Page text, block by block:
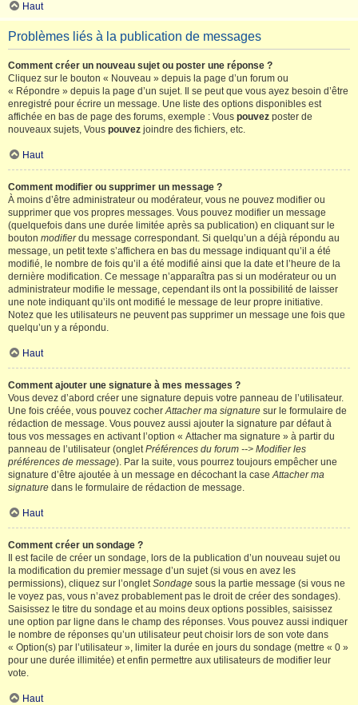
Haut
Problèmes liés à la publication de messages
Comment créer un nouveau sujet ou poster une réponse ?
Cliquez sur le bouton « Nouveau » depuis la page d’un forum ou
« Répondre » depuis la page d’un sujet. Il se peut que vous ayez besoin d’être
enregistré pour écrire un message. Une liste des options disponibles est
affichée en bas de page des forums, exemple : Vous pouvez poster de
nouveaux sujets, Vous pouvez joindre des fichiers, etc.
Haut
Comment modifier ou supprimer un message ?
À moins d’être administrateur ou modérateur, vous ne pouvez modifier ou
supprimer que vos propres messages. Vous pouvez modifier un message
(quelquefois dans une durée limitée après sa publication) en cliquant sur le
bouton modifierdu message correspondant. Si quelqu’un a déjà répondu au
message, un petit texte s’affichera en bas du message indiquant qu’il a été
modifié, le nombre de fois qu’il a été modifié ainsi que la date et l’heure de la
dernière modification. Ce message n’apparaîtra pas si un modérateur ou un
administrateur modifie le message, cependant ils ont la possibilité de laisser
une note indiquant qu’ils ont modifié le message de leur propre initiative.
Notez que les utilisateurs ne peuvent pas supprimer un message une fois que
quelqu’un y a répondu.
Haut
Comment ajouter une signature à mes messages ?
Vous devez d’abord créer une signature depuis votre panneau de l’utilisateur.
Une fois créée, vous pouvez cocherAttacher ma signature sur le formulaire de
rédaction de message. Vous pouvez aussi ajouter la signature par défaut à
tous vos messages en activant l’option « Attacher ma signature » à partir du
panneau de l’utilisateur (ongletPréférences du forum --> Modifier les
préférences de message). Par la suite, vous pourrez toujours empêcher une
signature d’être ajoutée à un message en décochant la caseAttacher ma
signature dans le formulaire de rédaction de message.
Haut
Comment créer un sondage ?
Il est facile de créer un sondage, lors de la publication d’un nouveau sujet ou
la modification du premier message d’un sujet (si vous en avez les
permissions), cliquez sur l’ongletSondage sous la partie message (si vous ne
le voyez pas, vous n’avez probablement pas le droit de créer des sondages).
Saisissez le titre du sondage et au moins deux options possibles, saisissez
une option par ligne dans le champ des réponses. Vous pouvez aussi indiquer
le nombre de réponses qu’un utilisateur peut choisir lors de son vote dans
« Option(s) par l’utilisateur », limiter la durée en jours du sondage (mettre « 0 »
pour une durée illimitée) et enfin permettre aux utilisateurs de modifier leur
vote.
Haut